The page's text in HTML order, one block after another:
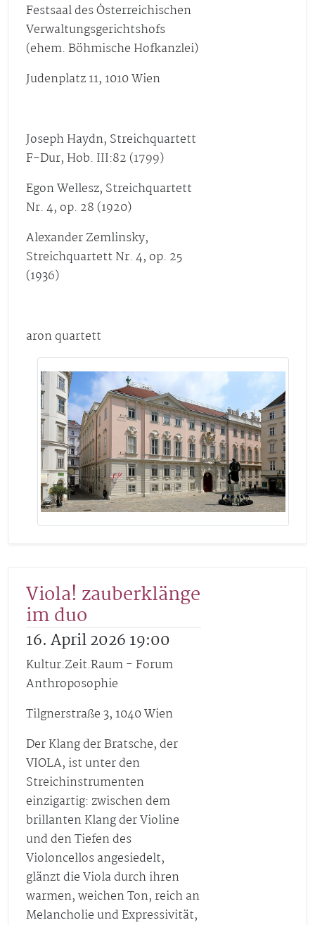
Festsaal des Österreichischen
Verwaltungsgerichtshofs
(ehem. Böhmische Hofkanzlei)
Judenplatz 11, 1010 Wien
Joseph Haydn, Streichquartett
F-Dur, Hob. III:82 (1799)
Egon Wellesz, Streichquartett
Nr. 4, op. 28 (1920)
Alexander Zemlinsky,
Streichquartett Nr. 4,op. 25
(1936)
aron quartett
Viola! zauberklänge
im duo
16. April 2026 19:00
Kultur.Zeit.Raum - Forum
Anthroposophie
Tilgnerstraße 3, 1040 Wien
Der Klang der Bratsche, der
VIOLA, ist unter den
Streichinstrumenten
einzigartig: zwischen dem
brillanten Klang der Violine
und den Tiefen des
Violoncellos angesiedelt,
glänzt die Viola durch ihren
warmen, weichen Ton, reich an
Melancholie und Expressivität,